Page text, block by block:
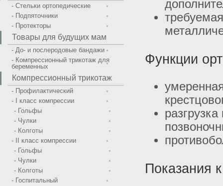
Функции
Показания
- Стельки ортопедические
- Подпяточники
- Протекторы
Товары для будущих мам
- До- и послеродовые бандажи
- Компрессионный трикотаж для
беременных
Компрессионный трикотаж
- Профилактический
- I класс компрессии
- Гольфы
- Чулки
- Колготы
- II класс компрессии
- Гольфы
- Чулки
- Колготы
- Госпитальный